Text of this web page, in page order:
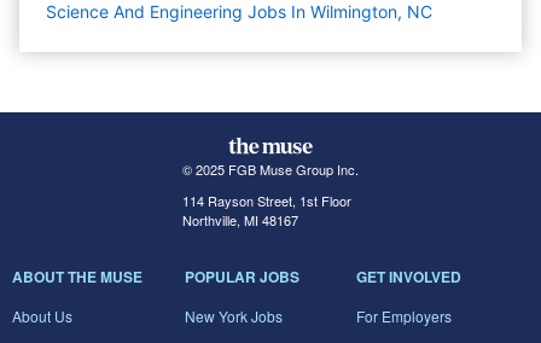
Science And Engineering Jobs In Wilmington, NC
© 2025 FGB Muse Group Inc.
114 Rayson Street, 1st Floor
Northville, MI 48167
ABOUT THE MUSE
About Us
POPULAR JOBS
New York Jobs
GET INVOLVED
For Employers